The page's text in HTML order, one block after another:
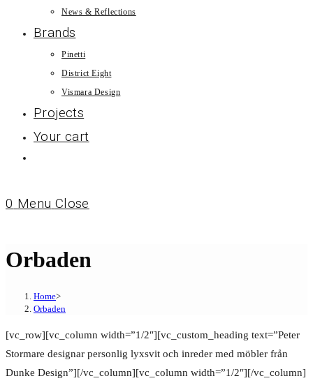
News & Reflections
Brands
Pinetti
District Eight
Vismara Design
Projects
Your cart
0 Menu Close
Orbaden
Home>
Orbaden
[vc_row][vc_column width=”1/2″][vc_custom_heading text=”Peter
Stormare designar personlig lyxsvit och inreder med möbler från
Dunke Design”][/vc_column][vc_column width=”1/2″][/vc_column]